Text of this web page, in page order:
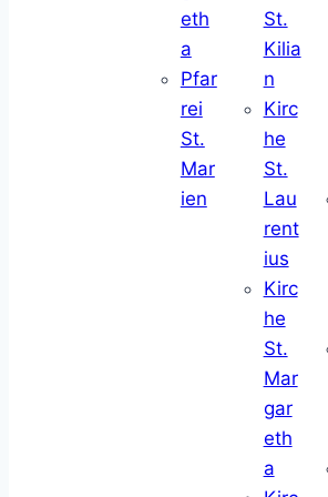
eth
a
Pfar
rei
St.
Mar
ien
St.
Kilia
n
Kirc
he
St.
Lau
rent
ius
Kirc
he
St.
Mar
gar
eth
a